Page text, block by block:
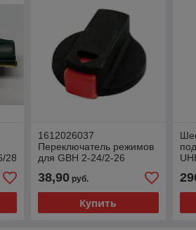
28
1612026037
Переключатель режимов
для GBH 2-24/2-26
38,90руб.
Купить